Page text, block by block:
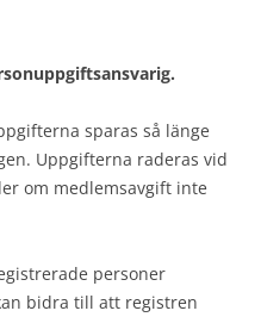
sparas så länge
Uppgifterna raderas vid
om medlemsavgift inte
personer
bidra till att registren